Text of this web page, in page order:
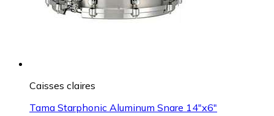
Caisses claires
Tama Starphonic Aluminum Snare 14"x6"